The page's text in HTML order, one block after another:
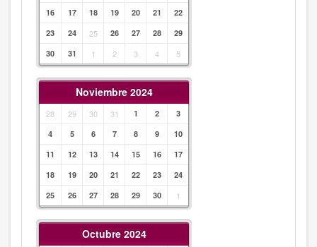
16
17 18 19 20 21
22
23
24 25 26 27 28
29
30
31 1 2 3 4 5
Noviembre 2024
28 29 30 31 1 2
3
4
5 6 7 8 9
10
11
12 13 14 15 16
17
18
19 20 21 22 23
24
25
26 27 28 29 30 1
Octubre 2024